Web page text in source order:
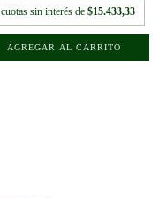
cuotas sin interés de $15.433,33